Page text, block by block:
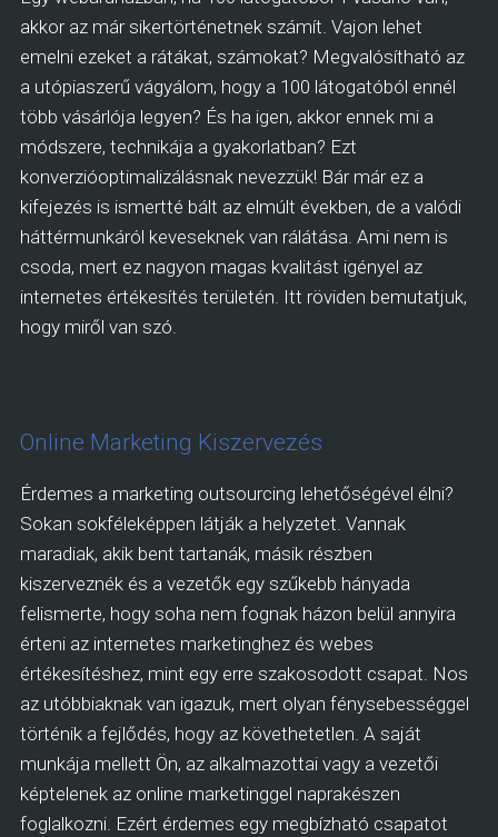
akkor az már sikertörténetnek számít. Vajon lehet
emelni ezeket a rátákat, számokat? Megvalósítható az
a utópiaszerű vágyálom, hogy a 100 látogatóból ennél
több vásárlója legyen? És ha igen, akkor ennek mi a
módszere, technikája a gyakorlatban? Ezt
konverzióoptimalizálásnak nevezzük! Bár már ez a
kifejezés is ismertté bált az elmúlt években, de a valódi
háttérmunkáról keveseknek van rálátása. Ami nem is
csoda, mert ez nagyon magas kvalitást igényel az
internetes értékesítés területén. Itt röviden bemutatjuk,
hogy miről van szó.
Online Marketing Kiszervezés
Érdemes a marketing outsourcing lehetőségével élni?
Sokan sokféleképpen látják a helyzetet. Vannak
maradiak, akik bent tartanák, másik részben
kiszerveznék és a vezetők egy szűkebb hányada
felismerte, hogy soha nem fognak házon belül annyira
érteni az internetes marketinghez és webes
értékesítéshez, mint egy erre szakosodott csapat. Nos
az utóbbiaknak van igazuk, mert olyan fénysebességgel
történik a fejlődés, hogy az követhetetlen. A saját
munkája mellett Ön, az alkalmazottai vagy a vezetői
képtelenek az online marketinggel naprakészen
foglalkozni. Ezért érdemes egy megbízható csapatot